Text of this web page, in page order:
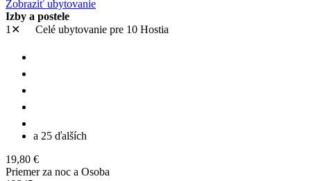
Zobraziť ubytovanie
Izby a postele
1✕
Celé ubytovanie pre 10 Hostia
a 25 ďalších
19,80 €
Priemer za noc a Osoba